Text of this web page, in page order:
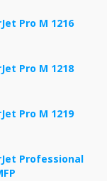
Pro M 1216
Pro M 1218
Pro M 1219
Professional